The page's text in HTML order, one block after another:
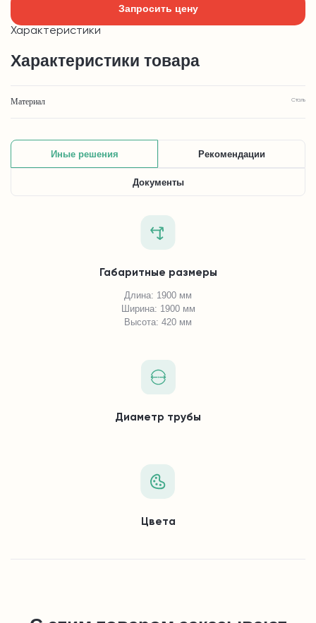
Запросить цену
Характеристики
Характеристики товара
Материал Сталь
Иные решения Рекомендации
Документы
Габаритные размеры
Длина: 1900 мм
Ширина: 1900 мм
Высота: 420 мм
Диаметр трубы
Цвета